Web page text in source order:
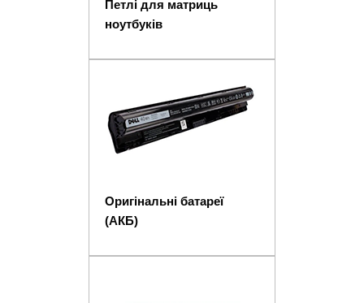
Петлі для матриць
ноутбуків
Оригінальні батареї
(АКБ)